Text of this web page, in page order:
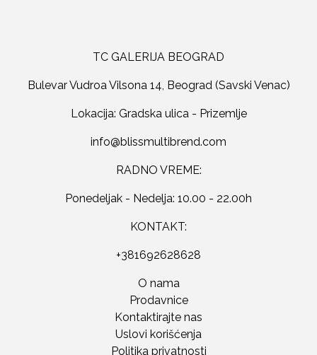
TC GALERIJA BEOGRAD
Bulevar Vudroa Vilsona 14, Beograd (Savski Venac)
Lokacija: Gradska ulica - Prizemlje
RADNO VREME:
Ponedeljak - Nedelja: 10.00 - 22.00h
KONTAKT:
+381692628628
O nama
Prodavnice
Kontaktirajte nas
Uslovi korišćenja
Politika privatnosti